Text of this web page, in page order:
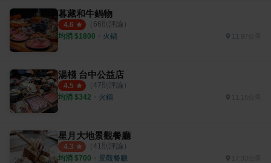
暮藏和牛鍋物
4.6 （ 66則評論）
均消 $1800 ・ 火鍋 11.97公里
湯棧 台中公益店
4.5 （ 47則評論）
均消 $342 ・ 火鍋 11.15公里
星月大地景觀餐廳
4.3 （ 41則評論）
均消 $700 ・ 景觀餐廳 17.33公里